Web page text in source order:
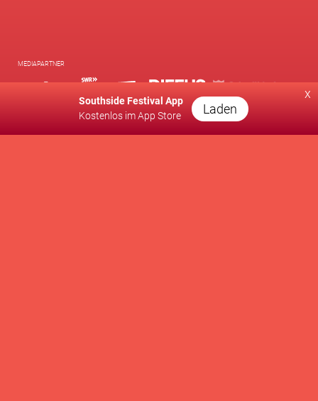
MEDIAPARTNER
x
Southside Festival App
Kostenlos im App Store
Laden